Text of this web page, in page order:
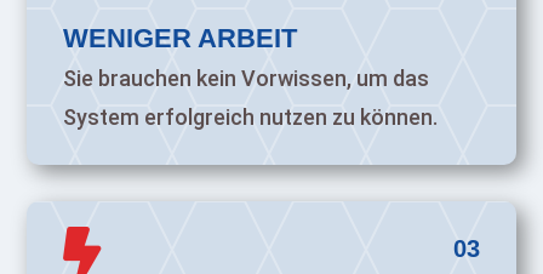
WENIGER ARBEIT
Sie brauchen kein Vorwissen, um das
System erfolgreich nutzen zu können.
03
